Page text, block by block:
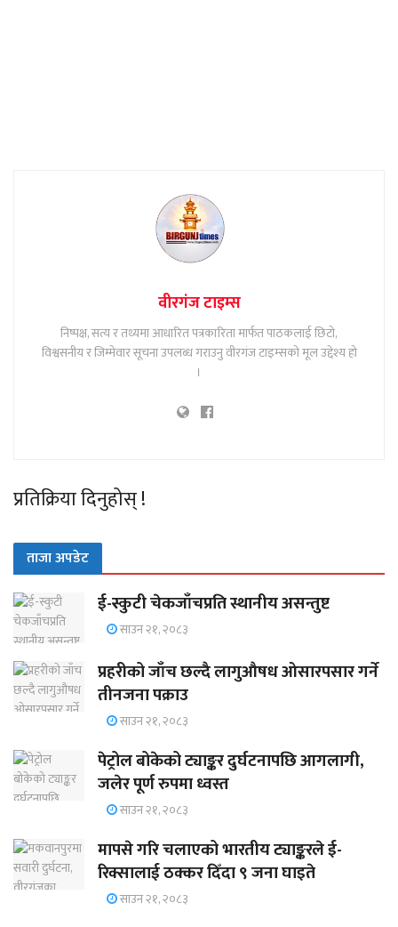
वीरगंज टाइम्स
निष्पक्ष, सत्य र तथ्यमा आधारित पत्रकारिता मार्फत पाठकलाई छिटो,
विश्वसनीय र जिम्मेवार सूचना उपलब्ध गराउनु वीरगंज टाइम्सको मूल उद्देश्य हो
।
प्रतिक्रिया दिनुहोस् !
ताजा अपडेट
ई-स्कुटी चेकजाँचप्रति स्थानीय असन्तुष्ट
साउन २१, २०८३
प्रहरीको जाँच छल्दै लागुऔषध ओसारपसार गर्ने
तीनजना पक्राउ
साउन २१, २०८३
पेट्रोल बोकेको ट्याङ्कर दुर्घटनापछि आगलागी,
जलेर पूर्ण रुपमा ध्वस्त
साउन २१, २०८३
मापसे गरि चलाएको भारतीय ट्याङ्करले ई-
रिक्सालाई ठक्कर दिँदा ९ जना घाइते
साउन २१, २०८३